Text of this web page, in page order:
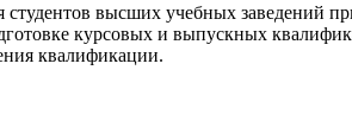
студентов высших учебных заведений
курсовых и выпускных
квалификации.